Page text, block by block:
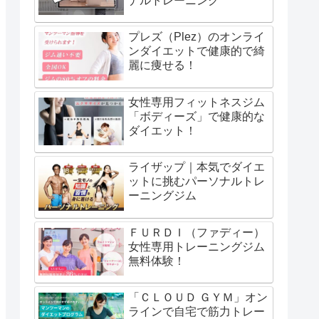
プレズ（Plez）のオンライ
ンダイエットで健康的で綺
麗に痩せる！
女性専用フィットネスジム
「ボディーズ」で健康的な
ダイエット！
ライザップ｜本気でダイエ
ットに挑むパーソナルトレ
ーニングジム
ＦＵＲＤＩ（ファディー）
女性専用トレーニングジム
無料体験！
「ＣＬＯＵＤ ＧＹＭ」オン
ラインで自宅で筋力トレー